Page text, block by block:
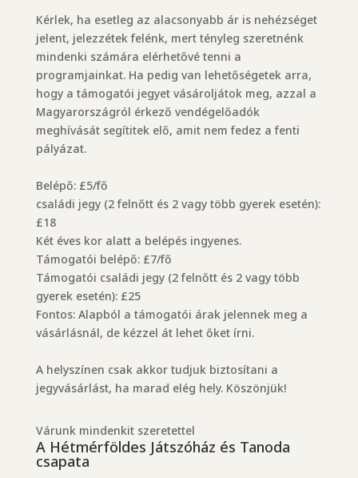
Kérlek, ha esetleg az alacsonyabb ár is nehézséget
jelent, jelezzétek felénk, mert tényleg szeretnénk
mindenki számára elérhetővé tenni a
programjainkat. Ha pedig van lehetőségetek arra,
hogy a támogatói jegyet vásároljátok meg, azzal a
Magyarországról érkező vendégelőadók
meghívását segítitek elő, amit nem fedez a fenti
pályázat.
Belépő: £5/fő
családi jegy (2 felnőtt és 2 vagy több gyerek esetén):
£18
Két éves kor alatt a belépés ingyenes.
Támogatói belépő: £7/fő
Támogatói családi jegy (2 felnőtt és 2 vagy több
gyerek esetén): £25
Fontos: Alapból a támogatói árak jelennek meg a
vásárlásnál, de kézzel át lehet őket írni.
A helyszínen csak akkor tudjuk biztosítani a
jegyvásárlást, ha marad elég hely. Köszönjük!
Várunk mindenkit szeretettel
A Hétmérföldes Játszóház és Tanoda
csapata